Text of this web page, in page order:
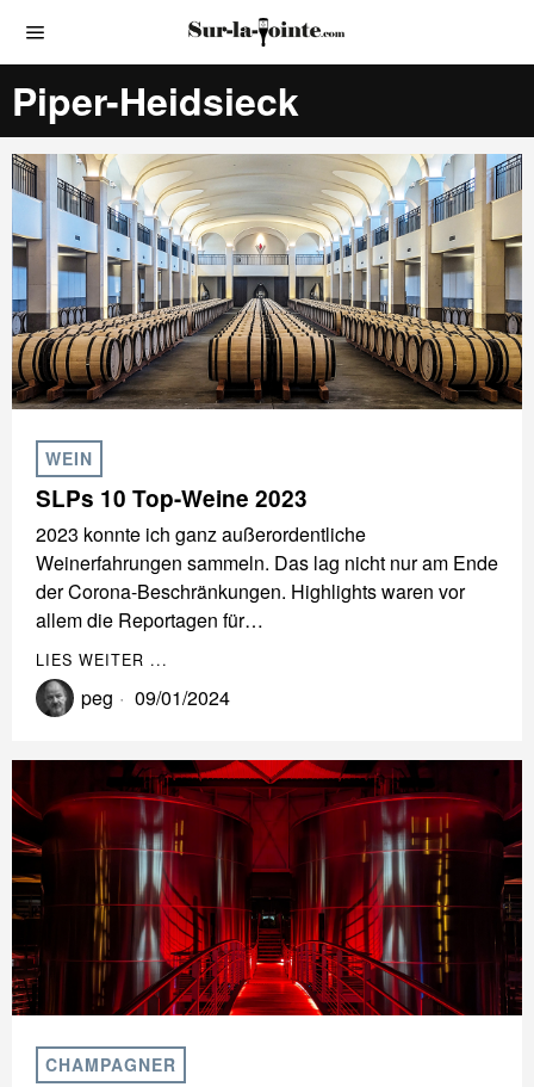
Piper-Heidsieck
WEIN
SLPs 10 Top-Weine 2023
2023 konnte ich ganz außerordentliche
Weinerfahrungen sammeln. Das lag nicht nur am Ende
der Corona-Beschränkungen. Highlights waren vor
allem die Reportagen für…
LIES WEITER ...
peg 09/01/2024
CHAMPAGNER